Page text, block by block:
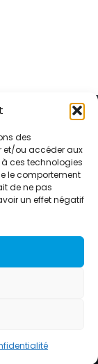
des
et/ou accéder aux
ces technologies
le comportement
de ne pas
un effet négatif
presse et de
elle conçoit et
l’international